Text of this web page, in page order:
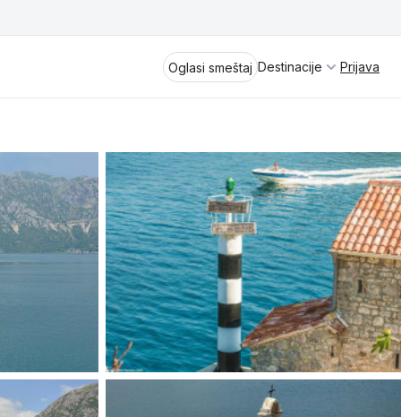
Oglasi smeštaj Destinacije
Divčibare
Vrnjačka Banja
Aranđelovac
Šabac
Spremite se za virtuelno putovanje
kroz jednu od najlepših zemalja
Evrope i sveta. Uživaćete u prikazima
planinskih masiva poput Tare i Šar-
planine, ali i u ravničarskim predelima
prostrane Vojvodine. Istraživanje
tradicije i kulturnog dobra Srbije
otkriće vam pravu narav srpskog
naroda, a slike lokalnih i tradicionalnih
Prijava